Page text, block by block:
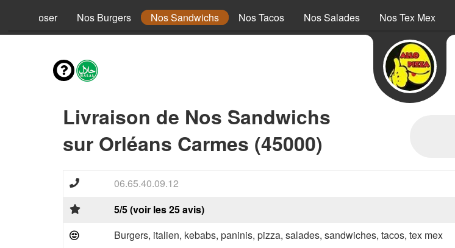
à composer Nos Burgers Nos Sandwichs Nos Tacos Nos Salades Nos Tex Mex
Livraison de Nos Sandwichs
sur Orléans Carmes (45000)
06.65.40.09.12
5/5 (voir les 25 avis)
Burgers, italien, kebabs, paninis, pizza, salades, sandwiches, tacos, tex mex